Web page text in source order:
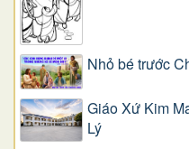
Nhỏ bé trước
Giáo Xứ Kim
Lý